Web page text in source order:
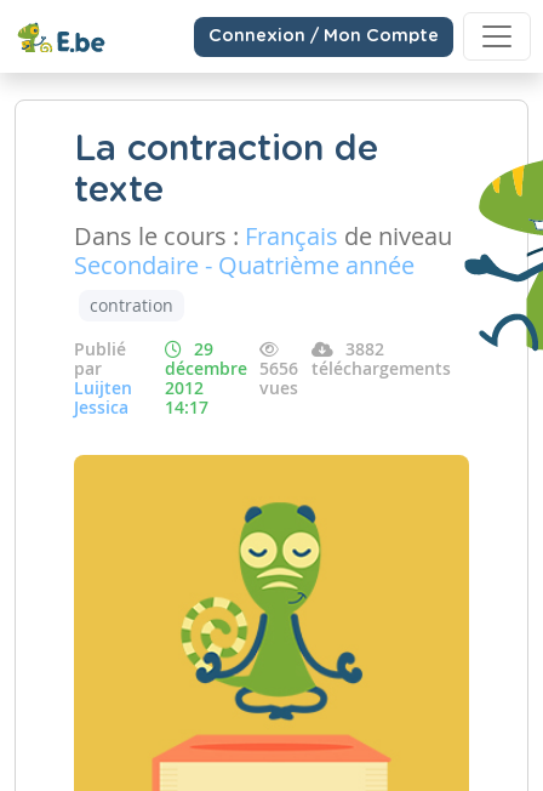
Connexion / Mon Compte
La contraction de
texte
Dans le cours : Français de niveau
Secondaire - Quatrième année
contration
Publié
par
Luijten
Jessica
29
décembre
2012
14:17
5656
vues
3882
téléchargements